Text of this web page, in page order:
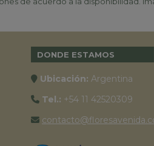
DONDE ESTAMOS
Ubicación: Argentina
Tel.: +54 11 42520309